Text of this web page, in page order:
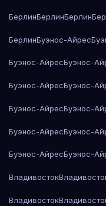
БерлинБерлинБерлин
БерлинБуэнос-Айрес
Буэнос-АйресБуэнос-
Буэнос-АйресБуэнос-
Буэнос-АйресБуэнос-
Буэнос-АйресБуэнос-
Буэнос-АйресБуэнос-
Владивосток
Владивосток